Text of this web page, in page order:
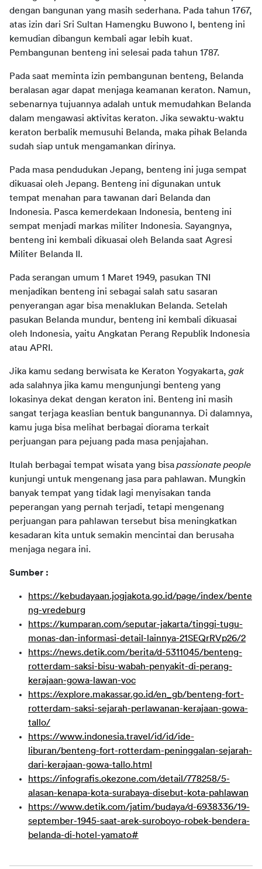
dengan bangunan yang masih sederhana. Pada tahun 1767,
atas izin dari Sri Sultan Hamengku Buwono I, benteng ini
kemudian dibangun kembali agar lebih kuat.
Pembangunan benteng ini selesai pada tahun 1787.
Pada saat meminta izin pembangunan benteng, Belanda
beralasan agar dapat menjaga keamanan keraton. Namun,
sebenarnya tujuannya adalah untuk memudahkan Belanda
dalam mengawasi aktivitas keraton. Jika sewaktu-waktu
keraton berbalik memusuhi Belanda, maka pihak Belanda
sudah siap untuk mengamankan dirinya.
Pada masa pendudukan Jepang, benteng ini juga sempat
dikuasai oleh Jepang. Benteng ini digunakan untuk
tempat menahan para tawanan dari Belanda dan
Indonesia. Pasca kemerdekaan Indonesia, benteng ini
sempat menjadi markas militer Indonesia. Sayangnya,
benteng ini kembali dikuasai oleh Belanda saat Agresi
Militer Belanda II.
Pada serangan umum 1 Maret 1949, pasukan TNI
menjadikan benteng ini sebagai salah satu sasaran
penyerangan agar bisa menaklukan Belanda. Setelah
pasukan Belanda mundur, benteng ini kembali dikuasai
oleh Indonesia, yaitu Angkatan Perang Republik Indonesia
atau APRI.
Jika kamu sedang berwisata ke Keraton Yogyakarta, gak
ada salahnya jika kamu mengunjungi benteng yang
lokasinya dekat dengan keraton ini. Benteng ini masih
sangat terjaga keaslian bentuk bangunannya. Di dalamnya,
kamu juga bisa melihat berbagai diorama terkait
perjuangan para pejuang pada masa penjajahan.
Itulah berbagai tempat wisata yang bisa passionate people
kunjungi untuk mengenang jasa para pahlawan. Mungkin
banyak tempat yang tidak lagi menyisakan tanda
peperangan yang pernah terjadi, tetapi mengenang
perjuangan para pahlawan tersebut bisa meningkatkan
kesadaran kita untuk semakin mencintai dan berusaha
menjaga negara ini.
Sumber :
https://kebudayaan.jogjakota.go.id/page/index/bente
ng-vredeburg
https://kumparan.com/seputar-jakarta/tinggi-tugu-
monas-dan-informasi-detail-lainnya-21SEQrRVp26/2
https://news.detik.com/berita/d-5311045/benteng-
rotterdam-saksi-bisu-wabah-penyakit-di-perang-
kerajaan-gowa-lawan-voc
https://explore.makassar.go.id/en_gb/benteng-fort-
rotterdam-saksi-sejarah-perlawanan-kerajaan-gowa-
tallo/
https://www.indonesia.travel/id/id/ide-
liburan/benteng-fort-rotterdam-peninggalan-sejarah-
dari-kerajaan-gowa-tallo.html
https://infografis.okezone.com/detail/778258/5-
alasan-kenapa-kota-surabaya-disebut-kota-pahlawan
https://www.detik.com/jatim/budaya/d-6938336/19-
september-1945-saat-arek-suroboyo-robek-bendera-
belanda-di-hotel-yamato#